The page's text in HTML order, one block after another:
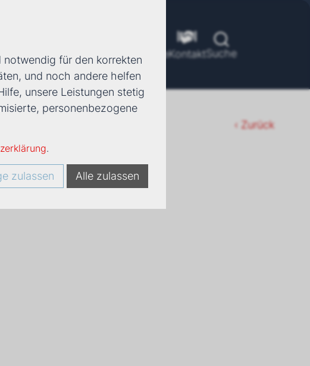
ToolsUnternehmen KarriereKontaktSuche
‹ Zurück
notwendig für den korrekten
und noch andere helfen
unsere Leistungen stetig
personenbezogene
.
zulassen Alle zulassen